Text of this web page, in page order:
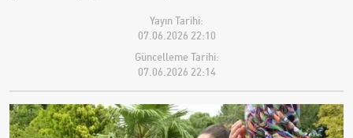
Yayın Tarihi:
07.06.2026 22:10
Güncelleme Tarihi:
07.06.2026 22:14